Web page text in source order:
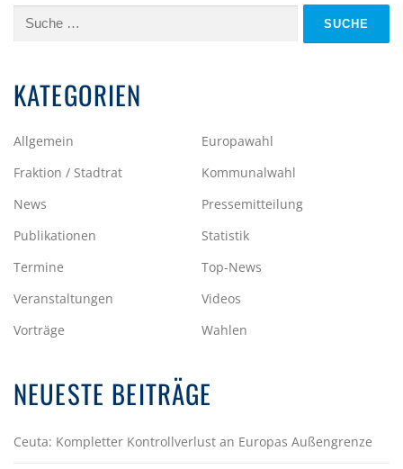
Suche
KATEGORIEN
Allgemein
Europawahl
Fraktion / Stadtrat
Kommunalwahl
News
Pressemitteilung
Publikationen
Statistik
Termine
Top-News
Veranstaltungen
Videos
Vorträge
Wahlen
NEUESTE BEITRÄGE
Ceuta: Kompletter Kontrollverlust an Europas Außengrenze